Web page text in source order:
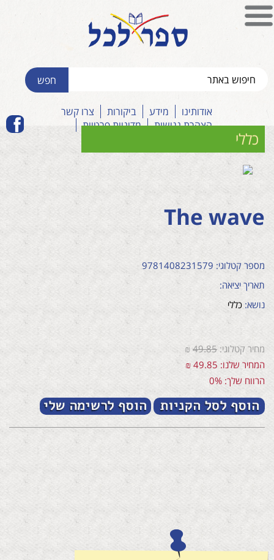
אודותינו מידע ביקורות
צרו קשר
הצהרת נגישות
מדיניות פרטיות
כללי
The wave
מספר קטלוגי: 9781408231579
תאריך יציאה:
נושא: כללי
מחיר קטלוגי: 49.85
₪
המחיר שלנו: 49.85 ₪
הרווח שלך: 0%